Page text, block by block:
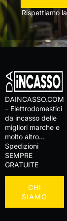
Rispettiamo
DAINCASSO.COM
– Elettrodomestici
da incasso delle
migliori marche e
molto altro…
Spedizioni
SEMPRE
GRATUITE
CHI
SIAMO